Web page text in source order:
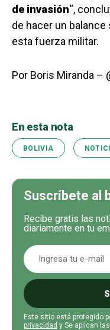
de invasión“,
de hacer un
esta fuerza militar.
Por Boris Miranda –
En esta nota
BOLIVIA
Suscríbete al
Recibe gratis las
diariamente en tu
Este sitio está protegido
privacidad y Se aplican las